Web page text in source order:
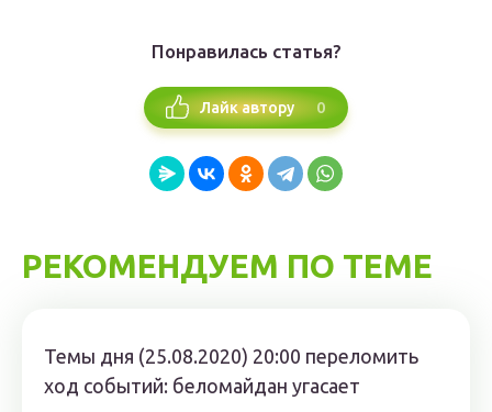
Понравилась статья?
Лайк автору 0
РЕКОМЕНДУЕМ ПО ТЕМЕ
Темы дня (25.08.2020) 20:00 переломить
ход событий: беломайдан угасает